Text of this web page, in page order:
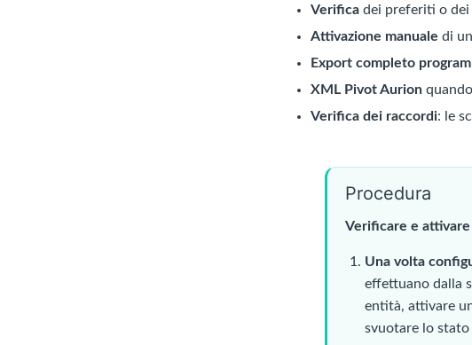
Verifica dei preferiti o dei
Attivazione manuale di
Export completo
XML Pivot Aurion
Verifica dei raccordi: le
Procedura
Verificare e attivare
Una volta
effettuano dalla
entità, attivare
svuotare lo